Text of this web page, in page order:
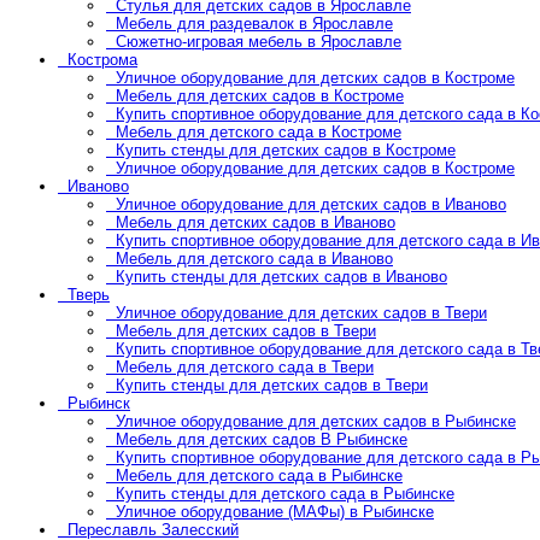
Стулья для детских садов в Ярославле
Мебель для раздевалок в Ярославле
Сюжетно-игровая мебель в Ярославле
Кострома
Уличное оборудование для детских садов в Костроме
Мебель для детских садов в Костроме
Купить спортивное оборудование для детского сада в
Мебель для детского сада в Костроме
Купить стенды для детских садов в Костроме
Уличное оборудование для детских садов в Костроме
Иваново
Уличное оборудование для детских садов в Иваново
Мебель для детских садов в Иваново
Купить спортивное оборудование для детского сада в
Мебель для детского сада в Иваново
Купить стенды для детских садов в Иваново
Тверь
Уличное оборудование для детских садов в Твери
Мебель для детских садов в Твери
Купить спортивное оборудование для детского сада в
Мебель для детского сада в Твери
Купить стенды для детских садов в Твери
Рыбинск
Уличное оборудование для детских садов в Рыбинске
Мебель для детских садов В Рыбинске
Купить спортивное оборудование для детского сада в
Мебель для детского сада в Рыбинске
Купить стенды для детского сада в Рыбинске
Уличное оборудование (МАФы) в Рыбинске
Переславль Залесский